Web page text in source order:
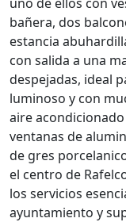
bañera, dos
estancia
con salida a una
despejadas, ideal
luminoso y con
aire
ventanas de
de gres
el centro de
los servicios
ayuntamiento y